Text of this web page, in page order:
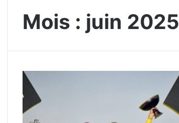
Mois : juin 2025